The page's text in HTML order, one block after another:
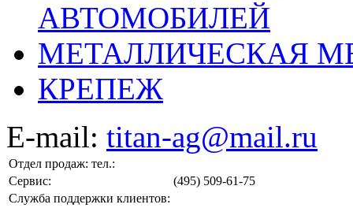
АВТОМОБИЛЕЙ
МЕТАЛЛИЧЕСКАЯ
КРЕПЕЖ
E-mail: titan-ag@mail.ru
Отдел продаж: тел.:
(495) 509-61-75
Сервис:
Служба поддержки клиентов: